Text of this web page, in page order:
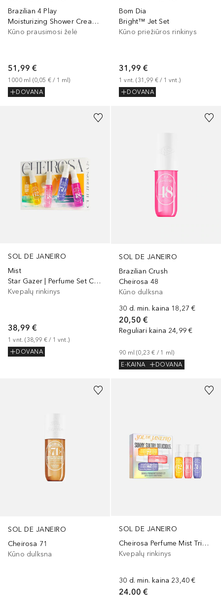
Brazilian 4 Play
Moisturizing Shower Cream-Gel
Kūno prausimosi želė
51,99 €
1000 ml (0,05 € / 1 ml)
DOVANA
Bom Dia
Bright™ Jet Set
Kūno priežiūros rinkinys
31,99 €
1 vnt. (31,99 € / 1 vnt.)
DOVANA
SOL DE JANEIRO
Mist
Star Gazer | Perfume Set Cheirosa Discovery
Kvepalų rinkinys
38,99 €
1 vnt. (38,99 € / 1 vnt.)
DOVANA
SOL DE JANEIRO
Brazilian Crush
Cheirosa 48
Kūno dulksna
30 d. min. kaina 18,27 €
20,50 €
Reguliari kaina 24,99 €
90 ml (0,23 € / 1 ml)
E-KAINA
DOVANA
SOL DE JANEIRO
Cheirosa 71
Kūno dulksna
SOL DE JANEIRO
Cheirosa Perfume Mist Trio Discovery Set
Kvepalų rinkinys
30 d. min. kaina 23,40 €
24,00 €